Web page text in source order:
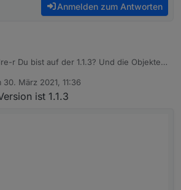
Anmelden zum Antworten
r Du bist auf der 1.1.3? Und die Objekte
hast du hier installiert:
30. März 2021, 11:36
von
ist 1.1.3